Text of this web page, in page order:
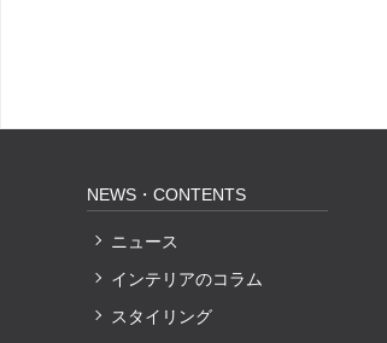
NEWS・CONTENTS
ニュース
インテリアのコラム
スタイリング